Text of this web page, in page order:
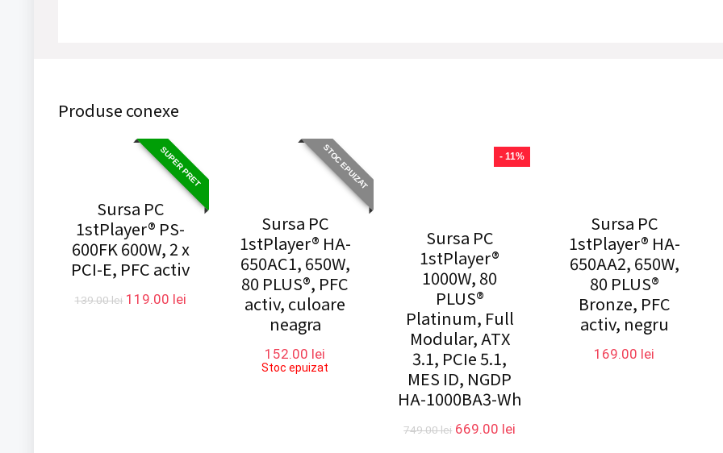
Produse conexe
SUPER PRET
Sursa PC
1stPlayer® PS-
600FK 600W, 2 x
PCI-E, PFC activ
139.00lei Prețul
119.00 lei
STOC EPUIZAT
Sursa PC
1stPlayer® HA-
650AC1, 650W,
80 PLUS®, PFC
activ, culoare
neagra
152.00 lei
Stoc epuizat
- 11%
Sursa PC
1stPlayer®
1000W, 80
PLUS®
Platinum, Full
Modular, ATX
3.1, PCIe 5.1,
MES ID, NGDP
HA-1000BA3-Wh
749.00lei Prețul
669.00 lei
Sursa PC
1stPlayer® HA-
650AA2, 650W,
80 PLUS®
Bronze, PFC
activ, negru
169.00 lei